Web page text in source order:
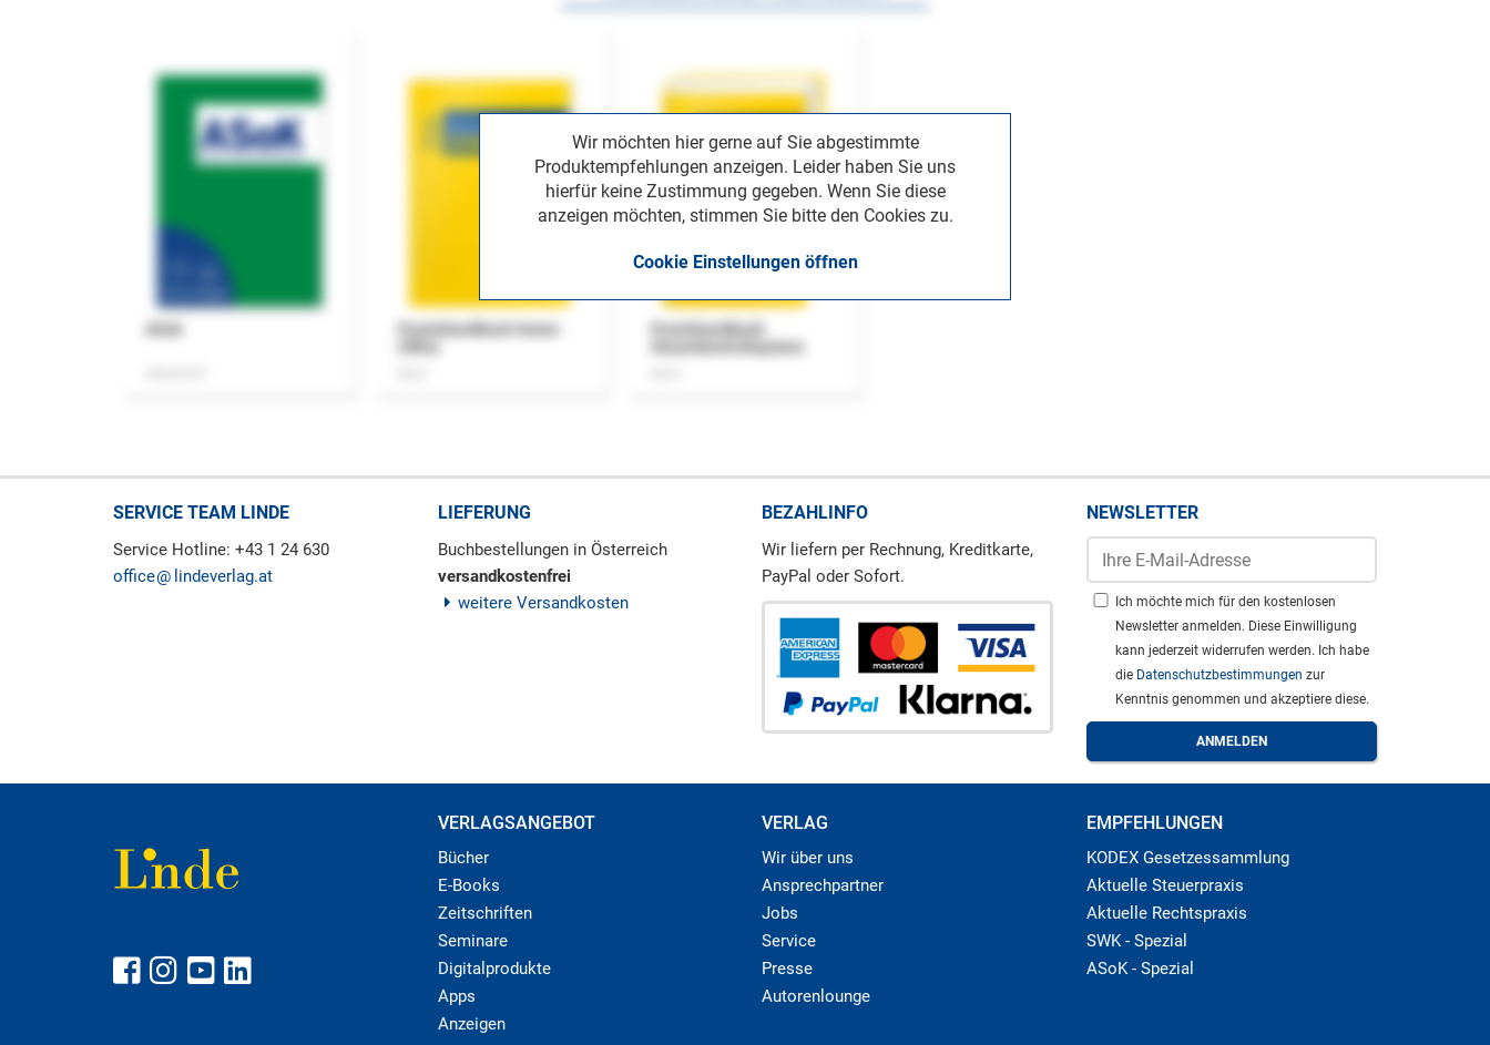
Wir möchten hier gerne auf Sie abgestimmte
Produktempfehlungen anzeigen. Leider haben Sie uns
hierfür keine Zustimmung gegeben. Wenn Sie diese
anzeigen möchten, stimmen Sie bitte den Cookies zu.
Cookie Einstellungen öffnen
Praxishandbuch Home-
Praxishandbuch
SERVICE TEAM LINDE
Service Hotline: +43 1 24 630
office
lindeverlag.at
LIEFERUNG
Buchbestellungen in Österreich
versandkostenfrei
weitere Versandkosten
BEZAHLINFO
Wir liefern per Rechnung, Kreditkarte,
PayPal oder Sofort.
NEWSLETTER
Ich möchte mich für den kostenlosen
Newsletter anmelden. Diese Einwilligung
kann jederzeit widerrufen werden. Ich habe
die Datenschutzbestimmungen zur
Kenntnis genommen und akzeptiere diese.
VERLAGSANGEBOT
Bücher
E-Books
Zeitschriften
Seminare
Digitalprodukte
Apps
Anzeigen
VERLAG
Wir über uns
Ansprechpartner
Jobs
Service
Presse
Autorenlounge
EMPFEHLUNGEN
KODEX Gesetzessammlung
Aktuelle Steuerpraxis
Aktuelle Rechtspraxis
SWK - Spezial
ASoK - Spezial